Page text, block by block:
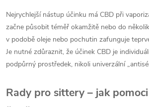
Nejrychlejší nástup účinku má CBD při
začne působit téměř okamžitě nebo do
v podobě oleje nebo pochutin zafunguje
Je nutné zdůraznit, že účinek CBD je
podpůrný prostředek, nikoli univerzální
Rady pro sittery – jak